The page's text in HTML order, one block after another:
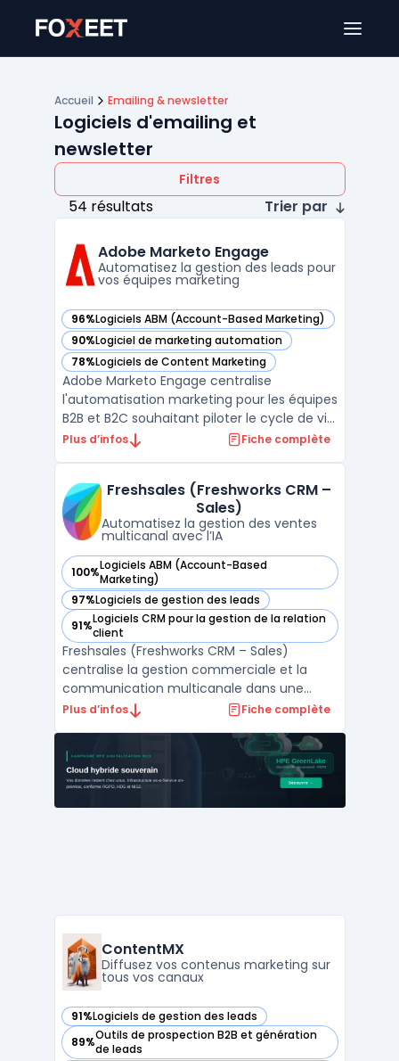
Accueil Emailing & newsletter
Logiciels d'emailing et
newsletter
Filtres
54 résultats Trier par
Adobe Marketo Engage
Automatisez la gestion des leads pour
vos équipes marketing
96%Logiciels ABM (Account-Based Marketing)
— voir Adobe Marketo Engage dans cette catégorie
90%Logiciel de marketing automation
— voir Adobe Marketo Engage dans cette catégorie
78%Logiciels de Content Marketing
— voir Adobe Marketo Engage dans cette catégorie
Adobe Marketo Engage centralise
l'automatisation marketing pour les équipes
B2B et B2C souhaitant piloter le cycle de vie
des clients depuis une même plateforme.
qualification des prospects tout en
connectant campagnes ...
Plus d’infos Fiche complète
Freshsales (Freshworks CRM –
Sales)
Automatisez la gestion des ventes
multicanal avec l’IA
100%Logiciels ABM (Account-Based
Marketing)
— voir Freshsales (Freshworks CRM – Sales) dans cette
97%Logiciels de gestion des leads
— voir Freshsales (Freshworks CRM – Sales) dans cette
91%Logiciels CRM pour la gestion de la relation
client
— voir Freshsales (Freshworks CRM – Sales) dans cette
Freshsales (Freshworks CRM – Sales)
centralise la gestion commerciale et la
communication multicanale dans une
interface organisée pour les équipes de
vente complet, depuis la génération du
pipeline commercial jusqu’au suivi avancé
des remontées clients, s’ad ...
Plus d’infos Fiche complète
ContentMX
Diffusez vos contenus marketing sur
tous vos canaux
91%Logiciels de gestion des leads
— voir ContentMX dans cette catégorie
89%Outils de prospection B2B et génération
de leads
— voir ContentMX dans cette catégorie